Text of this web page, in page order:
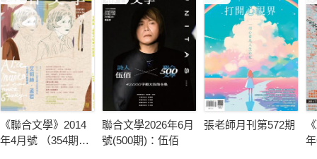
人之間的距離，其實並不像我們所說「天聽」那般遙遠，神就與
人生活在一起，看著我們哭、看著我們笑、在我們需要的時候賜
予指引，而基於同樣的虔誠信念，人們聚攏在神的附近，在每個
地方發展出同時有著生命力與在地性格的廟口文化。
於是這期我們四散到全臺，新北蘆洲找來以書寫湧蓮寺拿下林榮
三文學散文佳作的洪愛珠，走一趟四處延展著大家族生命軌跡的
廟邊菜市場；臺南我去訪了自己的偶像王浩一，聽他述說土地的
《聯合文學》2014
年4月號 （354期）
聯合文學2026年6月
號(500期)：伍佰
張老師月刊第572期